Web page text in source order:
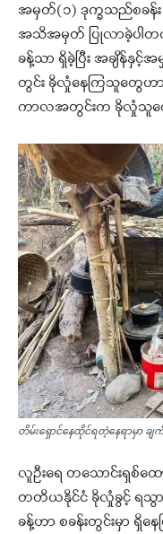
အမှတ်(၁) ဒုက္ခသည်စခန်း
အသိအမှတ် ပြုလာခဲ့ပါတ
ခန့်သာ ရှိခဲ့ပြီး အချိန်နှင့်အ
တွင်း ခိုလှုံနေကြသူတွေဟာ
ကာလအတွင်းက ခိုလှုံသူတွေ
တိမ်းရှောင်နေထိုင်ရတဲ့နေရာမှာ ခ
လူဦးရေ တသောင်းရှစ်ထ
တတိယနိုင်ငံ ခိုလှုံခွင့် ရသွ
ခန့်ဟာ စခန်းတွင်းမှာ ရှိ